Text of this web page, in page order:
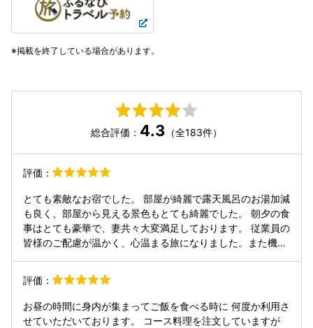
掲載を終了している場合があります。
総合評価： 4.3 （全183件）
評価：
とても素敵なお宿でした。 部屋が綺麗で露天風呂のお湯加減
も良く、部屋から見える景色もとても綺麗でした。 朝夕の食
事はとても豪華で、妻共々大変満足しております。 従業員の
皆様のご配慮が温かく、心温まる旅になりました。また機会
評価：
お昼の時間に身内が集まってご飯を食べる時に 何度か利用さ
せていただいております。 コース料理を注文していますが